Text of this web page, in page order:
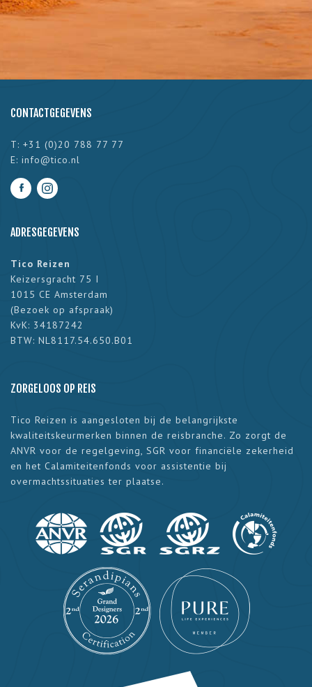
CONTACTGEGEVENS
T: +31 (0)20 788 77 77
E: info@tico.nl
ADRESGEGEVENS
Tico Reizen
Keizersgracht 75 I
1015 CE Amsterdam
(Bezoek op afspraak)
KvK: 34187242
BTW: NL8117.54.650.B01
ZORGELOOS OP REIS
Tico Reizen is aangesloten bij de belangrijkste
kwaliteitskeurmerken binnen de reisbranche. Zo zorgt de
ANVR voor de regelgeving, SGR voor financiële zekerheid
en het Calamiteitenfonds voor assistentie bij
overmachtssituaties ter plaatse.